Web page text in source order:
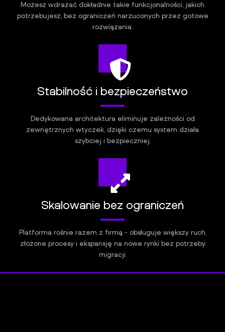
Możesz wdrażać dokładnie takie funkcjonalności, jakich
potrzebujesz, bez ograniczeń narzuconych przez gotowe
rozwiązania.
Stabilność i bezpieczeństwo
Dedykowana architektura eliminuje zależności od
zewnętrznych wtyczek, dzięki czemu system działa
szybciej i bezpieczniej.
Skalowanie bez ograniczeń
Platforma rośnie razem z firmą - obsługuje większy ruch,
złożone procesy i ekspansję na nowe rynki bez potrzeby
migracji.